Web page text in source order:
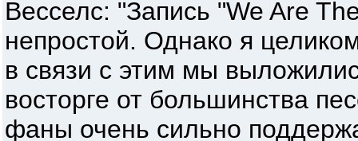
Весселс: "Запись "We Are
непростой. Однако я
в связи с этим мы
восторге от большинства
фаны очень сильно